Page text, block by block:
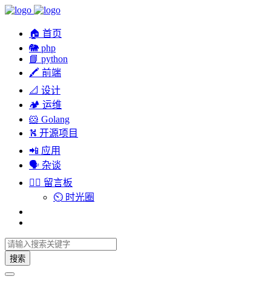
🏠 首页
🐘 php
📘 python
🖍 前端
📐 设计
🏕︎ 运维
🐹 Golang
⛕ 开源项目
📲 应用
🗣︎ 杂谈
✍🏻 留言板
⏲️ 时光圈
搜索